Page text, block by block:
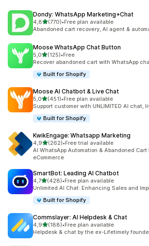
Dondy: WhatsApp Marketing+Chat
4,8z 5 hvězd
(770)
Celkový počet recenzí: 770
•Free plan available
Abandoned cart recovery, AI agent &
Moose WhatsApp Chat Button
5,0z 5 hvězd
(125)
Celkový počet recenzí: 125
•Free
Recover abandoned cart with WhatsApp
Built for Shopify
Moose AI Chatbot & Live Chat
5,0z 5 hvězd
(451)
Celkový počet recenzí: 451
•Free plan available
Support customer with UNLIMITED AI chat,
Built for Shopify
KwikEngage: Whatsapp Marketing
4,9z 5 hvězd
(262)
Celkový počet recenzí: 262
•Free trial available
AI WhatsApp Automation & Abandoned Cart
eCommerce
SmartBot: Leading AI Chatbot
4,7z 5 hvězd
(428)
Celkový počet recenzí: 428
•Free plan available
Unlimited AI Chat: Enhancing Sales and
Built for Shopify
Commslayer: AI Helpdesk & Chat
4,9z 5 hvězd
(188)
Celkový počet recenzí: 188
•Free plan available
Helpdesk & chat by the ex-Lifetimely